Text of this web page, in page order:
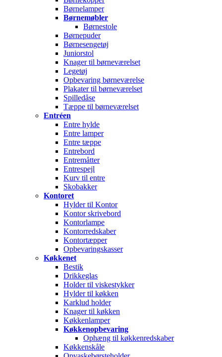
Børnelamper
Børnemøbler
Børnestole
Børnepuder
Børnesengetøj
Juniorstol
Knager til børneværelset
Legetøj
Opbevaring børneværelse
Plakater til børneværelset
Spilledåse
Tæppe til børneværelset
Entréen
Entre hylde
Entre lamper
Entre tæppe
Entrebord
Entremåtter
Entrespejl
Kurv til entre
Skobakker
Kontoret
Hylder til Kontor
Kontor skrivebord
Kontorlampe
Kontorredskaber
Kontortæpper
Opbevaringskasser
Køkkenet
Bestik
Drikkeglas
Holder til viskestykker
Hylder til køkken
Karklud holder
Knager til køkken
Køkkenlamper
Køkkenopbevaring
Ophæng til køkkenredskaber
Køkkenskåle